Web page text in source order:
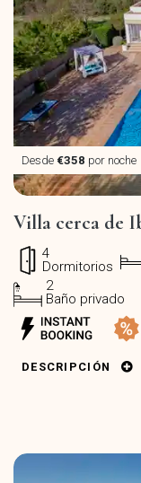
Desde €358 por noche
Villa cerca de
4
Dormitorios
2
Baño privado
DESCRIPCIÓN